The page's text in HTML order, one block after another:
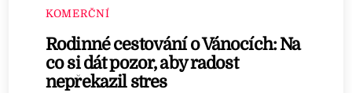
KOMERČNÍ
Rodinné cestování o Vánocích: Na
co si dát pozor, aby radost
nepřekazil stres